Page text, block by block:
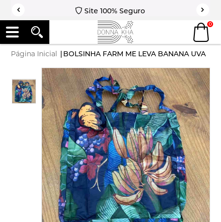
Site 100% Seguro
0
Página Inicial | BOLSINHA FARM ME LEVA BANANA UVA